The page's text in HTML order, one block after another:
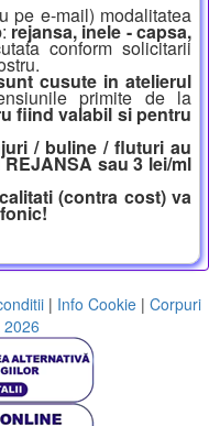
pe e-mail) modalitatea
rejansa, inele - capsa,
conform solicitarii
cusute in atelierul
primite de la
fiind valabil si pentru
/ buline / fluturi au
sau 3 lei/ml
(contra cost) va
| Info Cookie| Corpuri